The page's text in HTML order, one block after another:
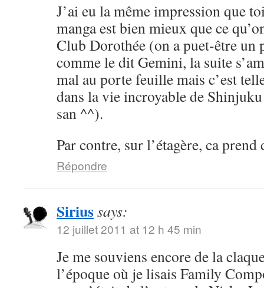
J’ai eu la même impression que
manga est bien mieux que ce
Club Dorothée (on a puet-être un
comme le dit Gemini, la suite
mal au porte feuille mais c’est
dans la vie incroyable de
san ^^).
Par contre, sur l’étagère, ca
Répondre
Siriussays:
12 juillet 2011 at 12 h 45 min
Je me souviens encore de la
l’époque où je lisais Family